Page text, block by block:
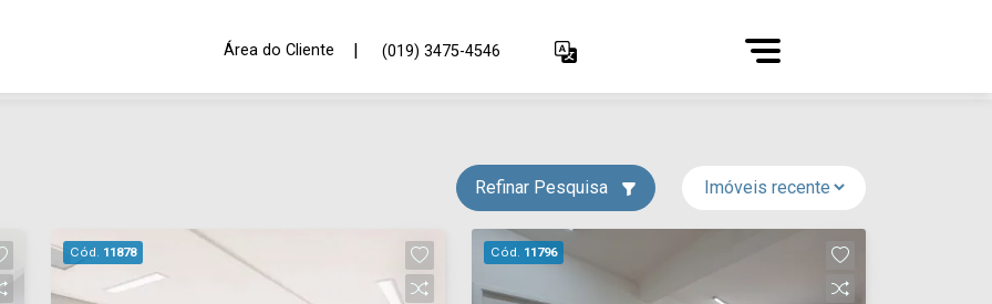
Área do Cliente | (019) 3475-4546
Refinar Pesquisa
Cód. 11878 Cód. 11796